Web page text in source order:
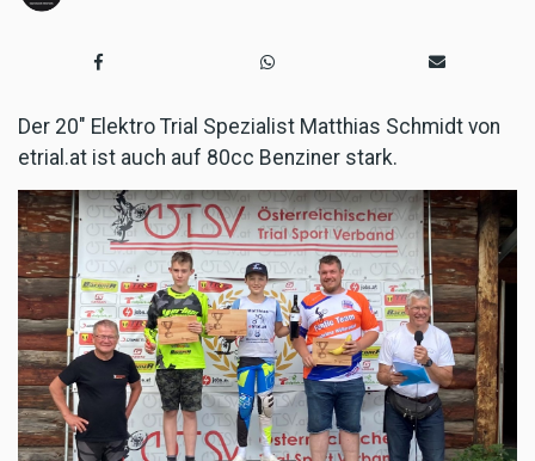
Der 20" Elektro Trial Spezialist Matthias Schmidt von
etrial.at ist auch auf 80cc Benziner stark.